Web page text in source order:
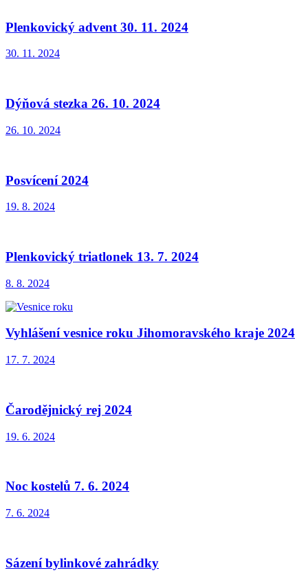
Plenkovický advent 30. 11. 2024
30. 11. 2024
Dýňová stezka 26. 10. 2024
26. 10. 2024
Posvícení 2024
19. 8. 2024
Plenkovický triatlonek 13. 7. 2024
8. 8. 2024
Vyhlášení vesnice roku Jihomoravského kraje 2024
17. 7. 2024
Čarodějnický rej 2024
19. 6. 2024
Noc kostelů 7. 6. 2024
7. 6. 2024
Sázení bylinkové zahrádky